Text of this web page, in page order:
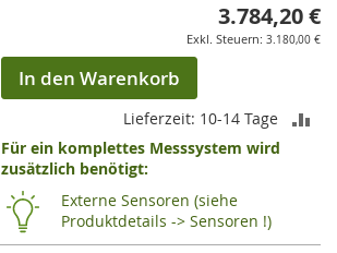
3.784,20 €
3.180,00 €
In den Warenkorb
Lieferzeit: 10-14 Tage
Für ein komplettes Messsystem wird
zusätzlich benötigt:
Externe Sensoren (siehe
Produktdetails -> Sensoren !)